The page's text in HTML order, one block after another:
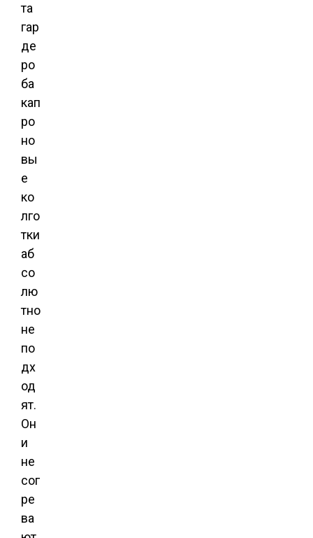
та
гар
де
ро
ба
кап
ро
но
вы
е
ко
лго
тки
аб
со
лю
тно
не
по
дх
од
ят.
Он
и
не
сог
ре
ва